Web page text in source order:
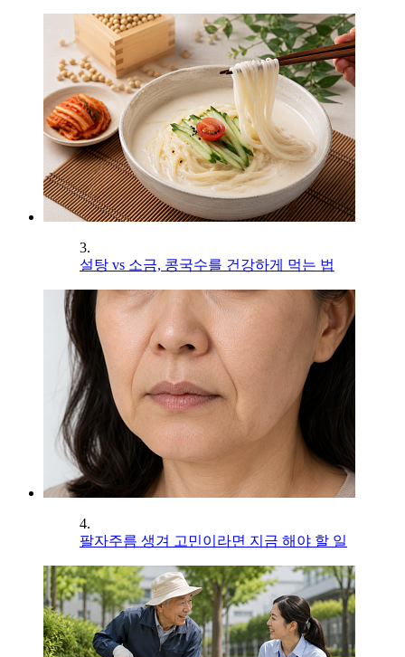
3.
설탕 vs 소금, 콩국수를 건강하게 먹는 법
4.
팔자주름 생겨 고민이라면 지금 해야 할 일